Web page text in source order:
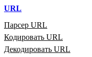
URL
Парсер URL
Кодировать URL
Декодировать URL